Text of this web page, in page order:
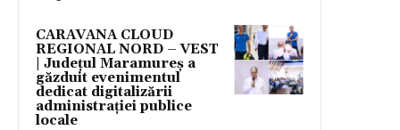
CARAVANA CLOUD
REGIONAL NORD – VEST
| Județul Maramureș a
găzduit evenimentul
dedicat digitalizării
administrației publice
locale